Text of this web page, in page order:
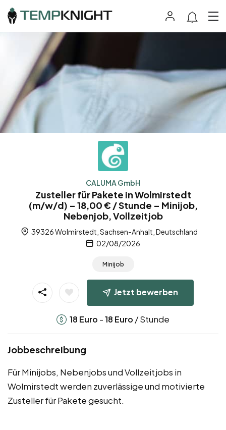
CALUMA GmbH
Zusteller für Pakete in Wolmirstedt
(m/w/d) – 18,00 € / Stunde – Minijob,
Nebenjob, Vollzeitjob
39326 Wolmirstedt, Sachsen-Anhalt, Deutschland
02/08/2026
Minijob
Jetzt bewerben
18 Euro -18 Euro / Stunde
Jobbeschreibung
Für Minijobs, Nebenjobs und Vollzeitjobs in
Wolmirstedt werden zuverlässige und motivierte
Zusteller für Pakete gesucht.